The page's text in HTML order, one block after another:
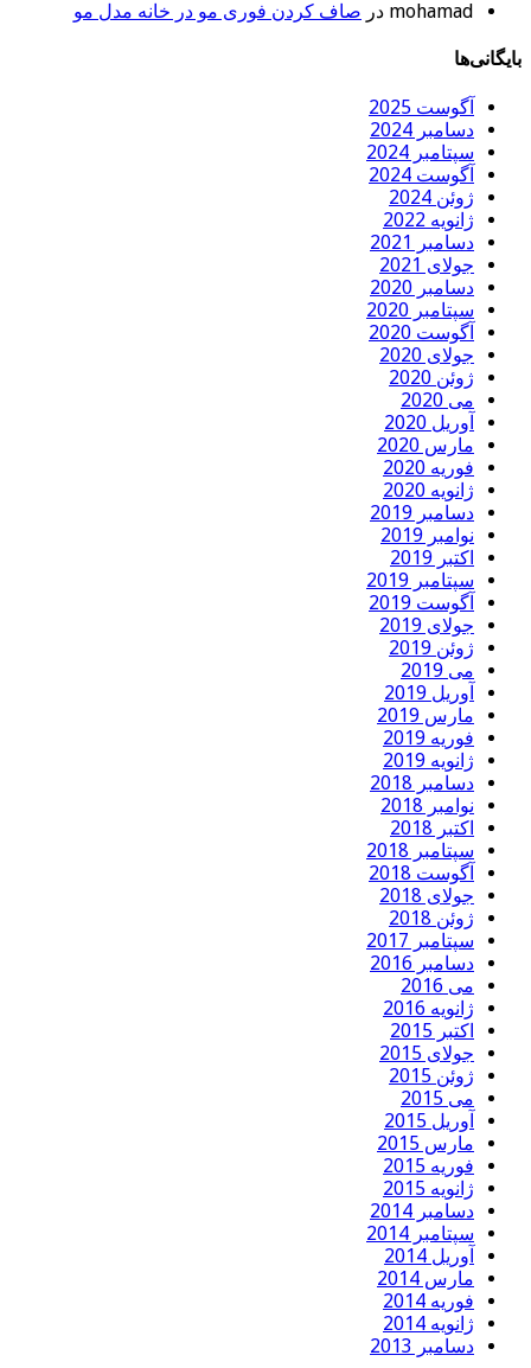
mohamad در صاف کردن فوری مو در خانه مدل مو
بایگانی‌ها
آگوست 2025
دسامبر 2024
سپتامبر 2024
آگوست 2024
ژوئن 2024
ژانویه 2022
دسامبر 2021
جولای 2021
دسامبر 2020
سپتامبر 2020
آگوست 2020
جولای 2020
ژوئن 2020
می 2020
آوریل 2020
مارس 2020
فوریه 2020
ژانویه 2020
دسامبر 2019
نوامبر 2019
اکتبر 2019
سپتامبر 2019
آگوست 2019
جولای 2019
ژوئن 2019
می 2019
آوریل 2019
مارس 2019
فوریه 2019
ژانویه 2019
دسامبر 2018
نوامبر 2018
اکتبر 2018
سپتامبر 2018
آگوست 2018
جولای 2018
ژوئن 2018
سپتامبر 2017
دسامبر 2016
می 2016
ژانویه 2016
اکتبر 2015
جولای 2015
ژوئن 2015
می 2015
آوریل 2015
مارس 2015
فوریه 2015
ژانویه 2015
دسامبر 2014
سپتامبر 2014
آوریل 2014
مارس 2014
فوریه 2014
ژانویه 2014
دسامبر 2013